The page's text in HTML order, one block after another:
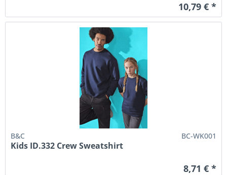
10,79 € *
B&C BC-WK001
Kids ID.332 Crew Sweatshirt
8,71 € *